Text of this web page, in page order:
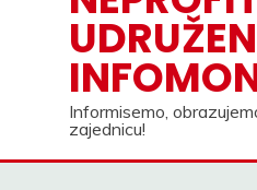
Informisemo,
zajednicu!